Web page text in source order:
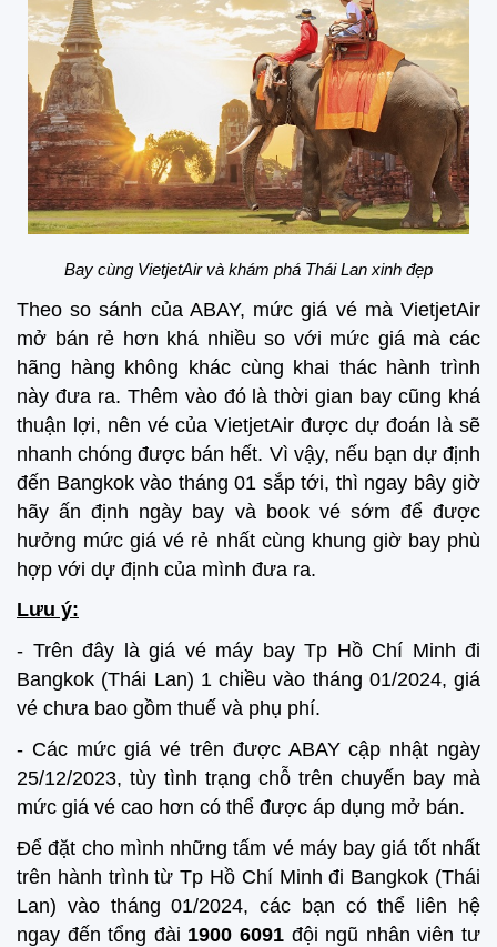
Bay cùng VietjetAir và khám phá Thái Lan xinh đẹp
Theo so sánh của ABAY, mức giá vé mà VietjetAir
mở bán rẻ hơn khá nhiều so với mức giá mà các
hãng hàng không khác cùng khai thác hành trình
này đưa ra. Thêm vào đó là thời gian bay cũng khá
thuận lợi, nên vé của VietjetAir được dự đoán là sẽ
nhanh chóng được bán hết. Vì vậy, nếu bạn dự định
đến Bangkok vào tháng 01 sắp tới, thì ngay bây giờ
hãy ấn định ngày bay và book vé sớm để được
hưởng mức giá vé rẻ nhất cùng khung giờ bay phù
hợp với dự định của mình đưa ra.
Lưu ý:
- Trên đây là giá vé máy bay Tp Hồ Chí Minh đi
Bangkok (Thái Lan) 1 chiều vào tháng 01/2024, giá
vé chưa bao gồm thuế và phụ phí.
- Các mức giá vé trên được ABAY cập nhật ngày
25/12/2023, tùy tình trạng chỗ trên chuyến bay mà
mức giá vé cao hơn có thể được áp dụng mở bán.
Để đặt cho mình những tấm vé máy bay giá tốt nhất
trên hành trình từ Tp Hồ Chí Minh đi Bangkok (Thái
Lan) vào tháng 01/2024, các bạn có thể liên hệ
ngay đến tổng đài 1900 6091 đội ngũ nhân viên tư